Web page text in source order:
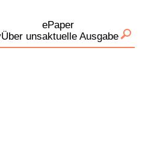
Über uns
ePaper
aktuelle Ausgabe